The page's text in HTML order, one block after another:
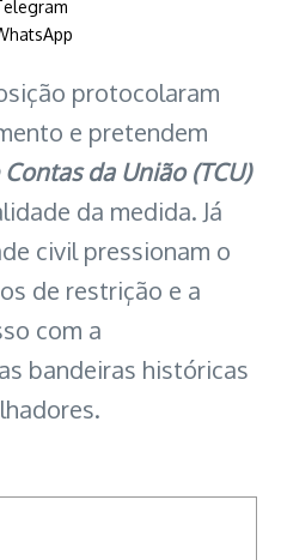
protocolaram
e pretendem
da União (TCU)
da medida. Já
civil pressionam o
de restrição e a
com a
bandeiras históricas